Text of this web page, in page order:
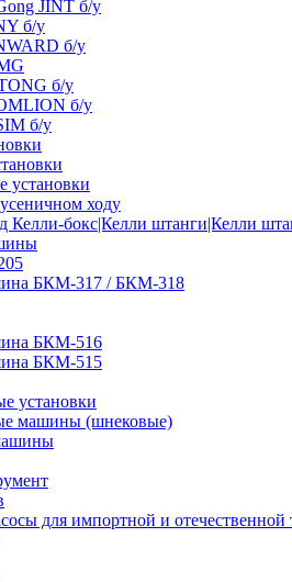
JINT б/у
б/у
б/у
б/у
б/у
б/у
установки
ходу
Келли-бокс|Келли штанги|Келли
БКМ-317 / БКМ-318
БКМ-516
БКМ-515
установки
машины (шнековые)
для импортной и отечественной